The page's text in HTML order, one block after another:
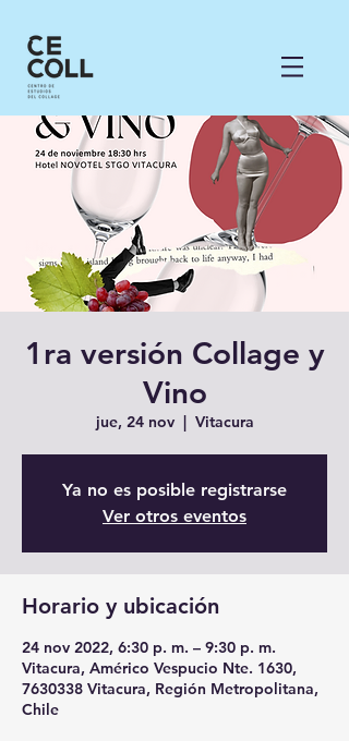
1ra versión Collage y
Vino
jue, 24 nov
  |
Vitacura
Ya no es posible registrarse
Ver otros eventos
Horario y ubicación
24 nov 2022, 6:30 p. m. – 9:30 p. m.
Vitacura, Américo Vespucio Nte. 1630,
7630338 Vitacura, Región Metropolitana,
Chile